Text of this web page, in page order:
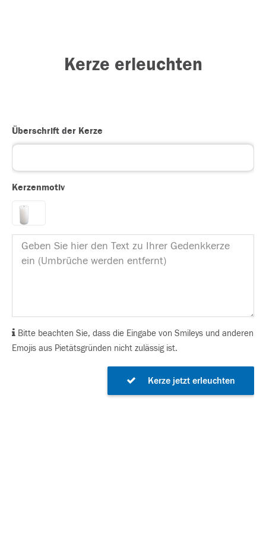
Kerze erleuchten
Überschrift der Kerze
Kerzenmotiv
Bitte beachten Sie, dass die Eingabe von Smileys und anderen
Emojis aus Pietätsgründen nicht zulässig ist.
Kerze jetzt erleuchten